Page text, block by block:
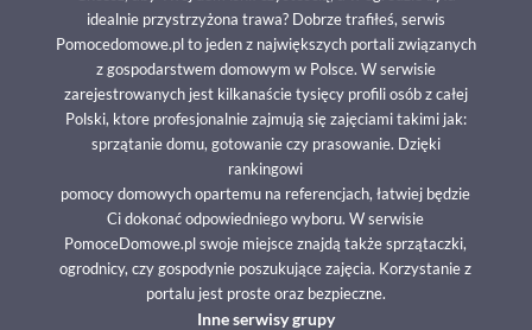
idealnie przystrzyżona trawa? Dobrze trafiłeś, serwis
Pomocedomowe.pl to jeden z największych portali związanych
z gospodarstwem domowym w Polsce. W serwisie
zarejestrowanych jest kilkanaście tysięcy profili osób z całej
Polski, ktore profesjonalnie zajmują się zajęciami takimi jak:
sprzątanie domu, gotowanie czy prasowanie. Dzięki
rankingowi
pomocy domowych opartemu na referencjach, łatwiej będzie
Ci dokonać odpowiedniego wyboru. W serwisie
PomoceDomowe.pl swoje miejsce znajdą także sprzątaczki,
ogrodnicy, czy gospodynie poszukujące zajęcia. Korzystanie z
portalu jest proste oraz bezpieczne.
Inne serwisy grupy